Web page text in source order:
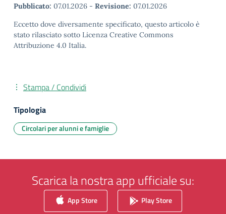
Pubblicato: 07.01.2026 - Revisione: 07.01.2026
Eccetto dove diversamente specificato, questo articolo è
stato rilasciato sotto Licenza Creative Commons
Attribuzione 4.0 Italia.
Stampa / Condividi
Tipologia
Circolari per alunni e famiglie
Scarica la nostra app ufficiale su:
App Store Play Store